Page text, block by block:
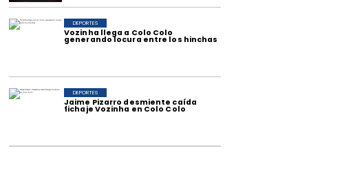
Vozinha llega a Colo Colo
generando locura entre los hinchas
DEPORTES
Jaime Pizarro desmiente caída
fichaje Vozinha en Colo Colo
DEPORTES